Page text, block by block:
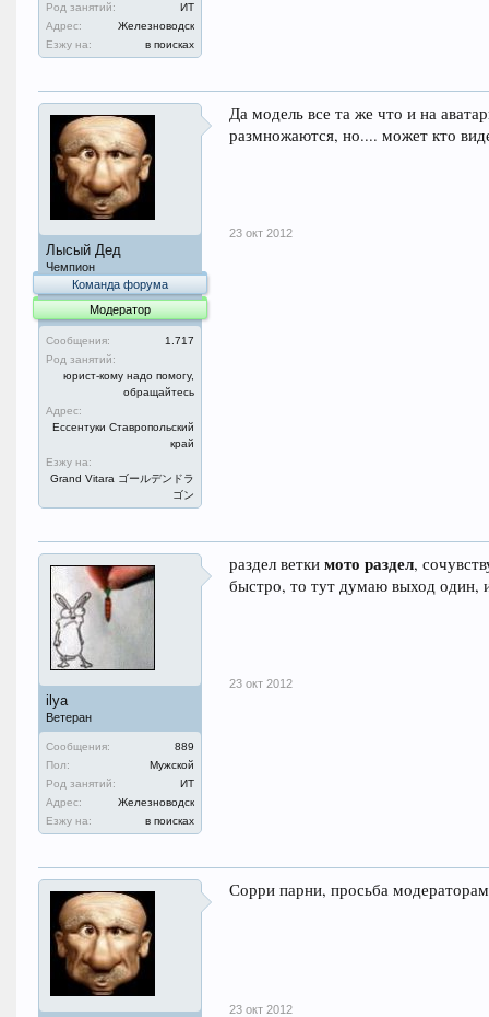
Род занятий:
ИТ
Адрес:
Железноводск
Езжу на:
в поисках
Лысый Дед
Чемпион
Команда форума
Модератор
Сообщения:
1.717
Род занятий:
юрист-кому надо помогу,
обращайтесь
Адрес:
Ессентуки Ставропольский
край
Езжу на:
Grand Vitara ゴールデンドラ
ゴン
Да модель все та же что и на
размножаются, но.... может кто
23 окт 2012
ilya
Ветеран
Сообщения:
889
Пол:
Мужской
Род занятий:
ИТ
Адрес:
Железноводск
Езжу на:
в поисках
раздел ветки мото раздел,
быстро, то тут думаю выход один,
23 окт 2012
Сорри парни, просьба
23 окт 2012